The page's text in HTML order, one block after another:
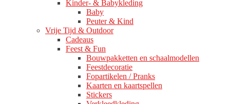
Kinder- & Babykleding
Baby
Peuter & Kind
Vrije Tijd & Outdoor
Cadeaus
Feest & Fun
Bouwpakketten en schaalmodellen
Feestdecoratie
Fopartikelen / Pranks
Kaarten en kaartspellen
Stickers